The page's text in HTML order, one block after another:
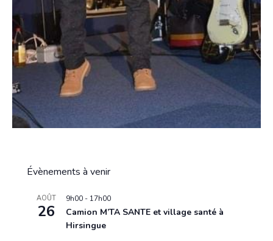
Évènements à venir
AOÛT
26
9h00 - 17h00
Camion M’TA SANTE et village santé à
Hirsingue